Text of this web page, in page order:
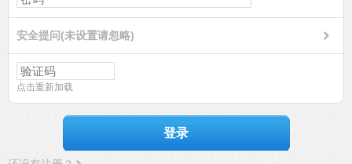
安全提问(未设置请忽略)
点击重新加载
登录